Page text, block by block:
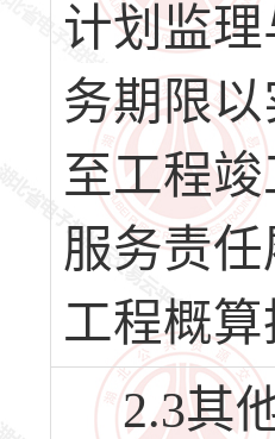
计划监
务期限
至工程
服务责
工程概算
2.3其